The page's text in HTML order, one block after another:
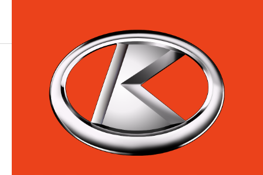
SÉRIE
ZD1600
Tondeuses à rayon de braquage nul